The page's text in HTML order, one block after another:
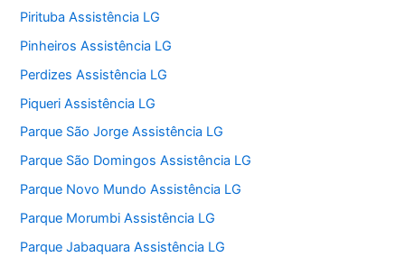
Pirituba Assistência LG
Pinheiros Assistência LG
Perdizes Assistência LG
Piqueri Assistência LG
Parque São Jorge Assistência LG
Parque São Domingos Assistência LG
Parque Novo Mundo Assistência LG
Parque Morumbi Assistência LG
Parque Jabaquara Assistência LG